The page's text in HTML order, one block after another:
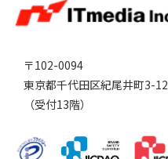
〒102-0094
東京都千代田区紀尾井町3-12
（受付13階）